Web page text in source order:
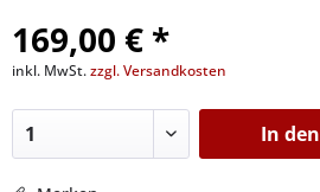
169,00 € *
inkl. MwSt.zzgl. Versandkosten
In den